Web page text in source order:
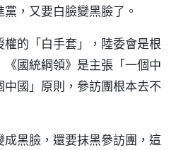
，又要白臉變黑臉了。
的「白手套」，陸委會是根
國統綱領》是主張「一個中
國」原則，參訪團根本去不
黑臉，還要抹黑參訪團，這